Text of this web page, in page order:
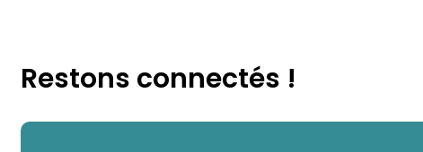
Restons connectés !